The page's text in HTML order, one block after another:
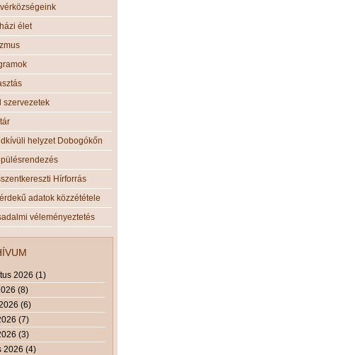
élet
szervezetek
helyzet Dobogókőn
Hírforrás
adatok közzététele
véleményeztetés
2026 (1)
(8)
(6)
(7)
(3)
2026 (4)